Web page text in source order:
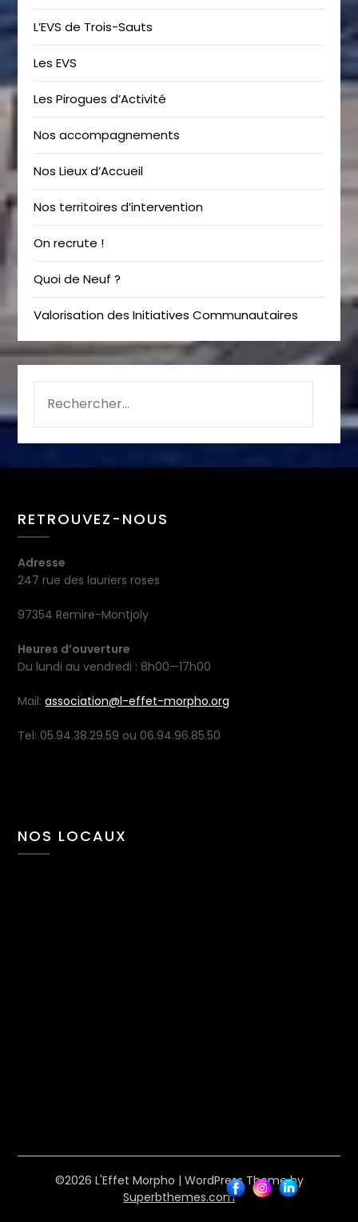
L’EVS de Trois-Sauts
Les EVS
Les Pirogues d’Activité
Nos accompagnements
Nos Lieux d’Accueil
Nos territoires d’intervention
On recrute !
Quoi de Neuf ?
Valorisation des Initiatives Communautaires
RETROUVEZ-NOUS
Adresse
247 rue des lauriers roses
97354 Remire-Montjoly
Heures d’ouverture
Du lundi au vendredi : 8h00—17h00
Mail:association@l-effet-morpho.org
Tel: 05.94.38.29.59 ou 06.94.96.85.50
NOS LOCAUX
©2026 L'Effet Morpho | WordPress Theme by
Superbthemes.com